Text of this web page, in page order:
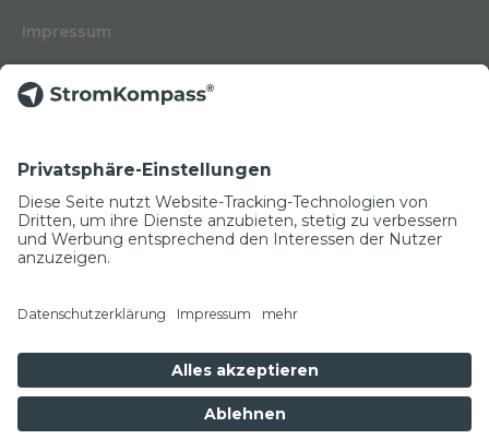
NEWSLETTER
Impressum
Kontakt
Glossar